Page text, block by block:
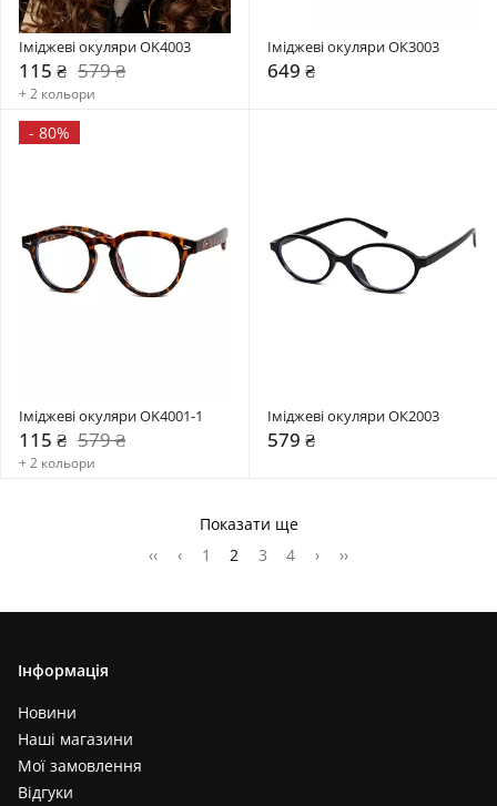
Іміджеві окуляри OK4003
115 ₴ 579 ₴
+ 2 кольори
Іміджеві окуляри ОК3003
649 ₴
- 80%
Іміджеві окуляри OK4001-1
115 ₴ 579 ₴
+ 2 кольори
Іміджеві окуляри OК2003
579 ₴
Показати ще
‹‹
‹ 1 2 3 4 › ››
Інформація
Новини
Наші магазини
Мої замовлення
Відгуки